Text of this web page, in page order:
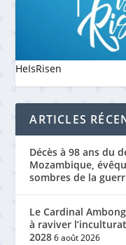
HeIsRisen
ARTICLES
Décès à 98 ans du
Mozambique,
sombres de la
Le Cardinal
à raviver
2028 6 août 2026